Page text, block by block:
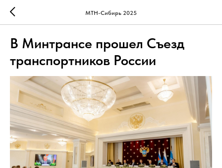
МТН-Сибирь 2025
В Минтрансе прошел Съезд
транспортников России